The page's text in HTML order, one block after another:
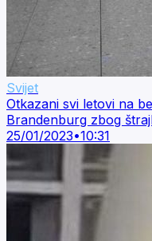
Svijet
Otkazani svi letovi na
Brandenburg zbog
25/01/2023•10:31